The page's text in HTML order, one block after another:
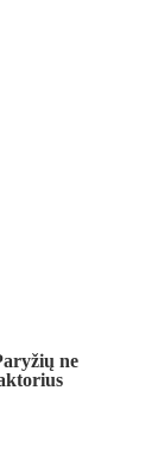
ne